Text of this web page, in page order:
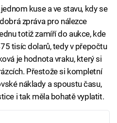
kuse a ve stavu, kdy se
zpráva pro nálezce
totiž zamíří do aukce, kde
tisíc dolarů, tedy v přepočtu
je hodnota vraku, který si
Přestože si kompletní
náklady a spoustu času,
i tak měla bohatě vyplatit.